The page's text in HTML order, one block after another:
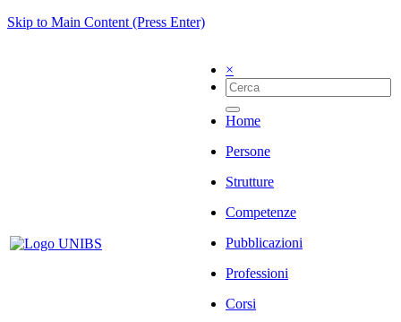
Skip to Main Content (Press Enter)
×
Home
Persone
Strutture
Competenze
Pubblicazioni
Professioni
Corsi